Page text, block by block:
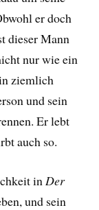
er doch
dieser Mann
nur wie ein
ziemlich
und sein
Er lebt
auch so.
in Der
und sein